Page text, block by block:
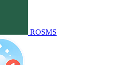
ROSMS